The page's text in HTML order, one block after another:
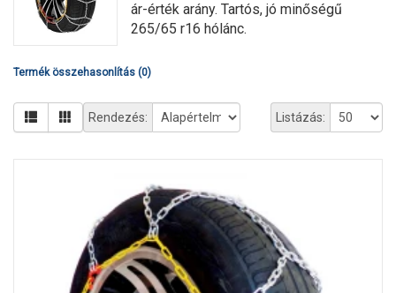
ár-érték arány. Tartós, jó minőségű
265/65 r16 hólánc.
Termék összehasonlítás (0)
Listázás:
Rendezés: